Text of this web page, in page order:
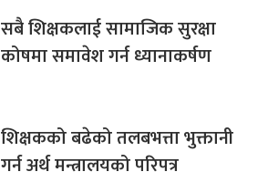
सबै शिक्षकलाई सामाजिक सुरक्षा
कोषमा समावेश गर्न ध्यानाकर्षण
शिक्षकको बढेको तलबभत्ता भुक्तानी
गर्न अर्थ मन्त्रालयको परिपत्र